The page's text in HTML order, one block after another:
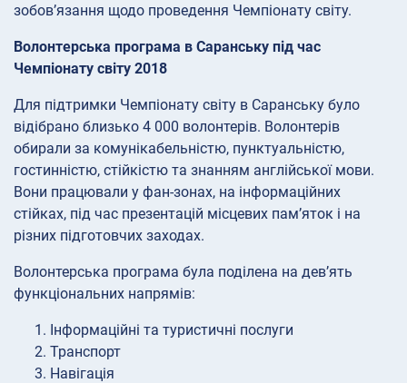
зобов’язання щодо проведення Чемпіонату світу.
Волонтерська програма в Саранську під час
Чемпіонату світу 2018
Для підтримки Чемпіонату світу в Саранську було
відібрано близько 4 000 волонтерів. Волонтерів
обирали за комунікабельністю, пунктуальністю,
гостинністю, стійкістю та знанням англійської мови.
Вони працювали у фан-зонах, на інформаційних
стійках, під час презентацій місцевих пам’яток і на
різних підготовчих заходах.
Волонтерська програма була поділена на дев’ять
функціональних напрямів:
Інформаційні та туристичні послуги
Транспорт
Навігація